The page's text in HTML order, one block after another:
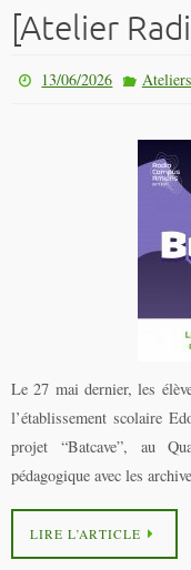
[Atelier
13/06/2026
Le 27 mai dernier, les
l’établissement scolaire
projet “Batcave”, au
pédagogique avec les
LIRE L’ARTICLE